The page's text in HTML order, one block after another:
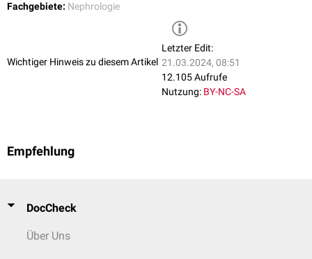
Fachgebiete: Nephrologie
Wichtiger Hinweis zu diesem Artikel
Letzter Edit:
21.03.2024, 08:51
12.105 Aufrufe
Nutzung: BY-NC-SA
Empfehlung
DocCheck
Über Uns